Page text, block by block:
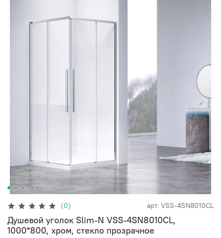
(0) арт. VSS-4SN8010CL
Душевой уголок Slim-N VSS-4SN8010CL,
1000*800, хром, стекло прозрачное